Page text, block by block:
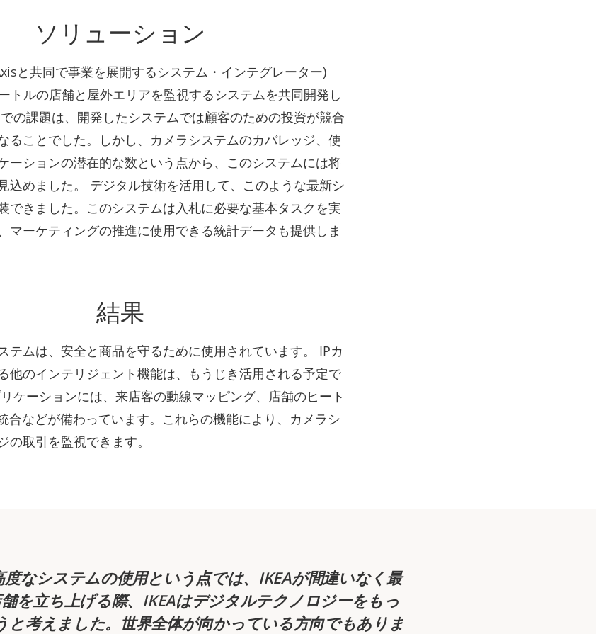
ソリューション
と共同で事業を展開するシステム・インテグレーター)
トルの店舗と屋外エリアを監視するシステムを共同開発し
の課題は、開発したシステムでは顧客のための投資が競合
ることでした。しかし、カメラシステムのカバレッジ、使
ーションの潜在的な数という点から、このシステムには将
込めました。 デジタル技術を活用して、このような最新シ
できました。このシステムは入札に必要な基本タスクを実
マーケティングの推進に使用できる統計データも提供しま
結果
テムは、安全と商品を守るために使用されています。 IPカ
他のインテリジェント機能は、もうじき活用される予定で
ケーションには、来店客の動線マッピング、店舗のヒート
合などが備わっています。これらの機能により、カメラシ
の取引を監視できます。
なシステムの使用という点では、IKEAが間違いなく最
を立ち上げる際、IKEAはデジタルテクノロジーをもっ
と考えました。世界全体が向かっている方向でもありま